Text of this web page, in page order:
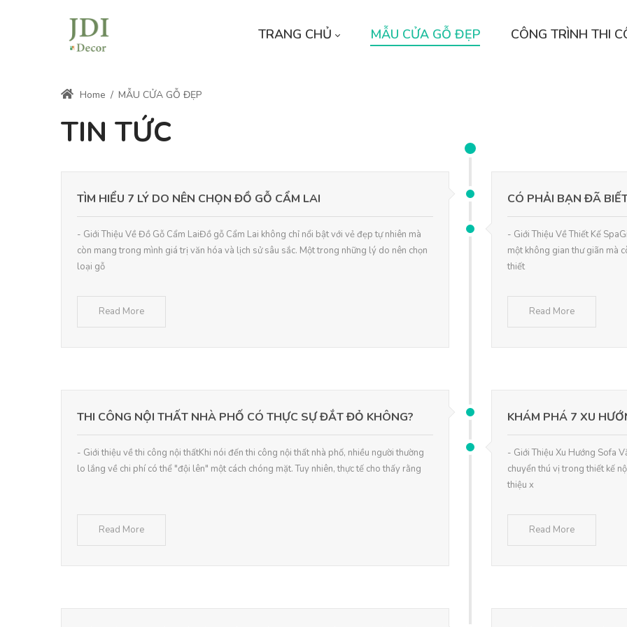
TRANG CHỦ MẪU CỬA GỖ ĐẸP CÔNG TRÌNH THI
Home / MẪU CỬA GỖ ĐẸP
TIN TỨC
TÌM HIỂU 7 LÝ DO NÊN CHỌN ĐỒ GỖ CẨM LAI
- Giới Thiệu Về Đồ Gỗ Cẩm LaiĐồ gỗ Cẩm Lai không chỉ nổi bật với vẻ đẹp tự nhiên mà
còn mang trong mình giá trị văn hóa và lịch sử sâu sắc. Một trong những lý do nên chọn
loại gỗ
Read More
CÓ PHẢI BẠN ĐÃ
- Giới Thiệu Về Thiết Kế
một không gian thư giãn mà
thiết
Read More
THI CÔNG NỘI THẤT NHÀ PHỐ CÓ THỰC SỰ ĐẮT ĐỎ KHÔNG?
- Giới thiệu về thi công nội thấtKhi nói đến thi công nội thất nhà phố, nhiều người thường
lo lắng về chi phí có thể "đội lên" một cách chóng mặt. Tuy nhiên, thực tế cho thấy rằng
Read More
KHÁM PHÁ 7 XU
- Giới Thiệu Xu Hướng Sofa
chuyển thú vị trong thiết kế
thiệu x
Read More